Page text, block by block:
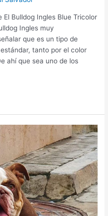
El Bulldog Ingles Blue Tricolor
Ingles muy
que es un tipo de
tanto por el color
ahí que sea uno de los